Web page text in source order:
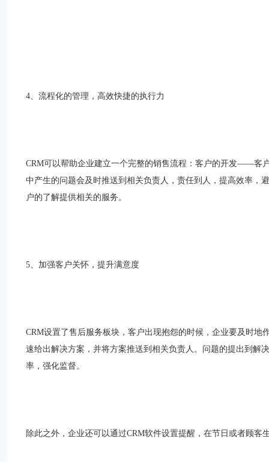
4、流程化的管理，高效快捷的执行力
CRM可以帮助企业建立一个完整的销售流程：客户的开发——
中产生的问题会及时推送到相关负责人，责任到人，提高效率，
户的了解提供相关的服务。
5、加强客户关怀，提升满意度
CRM设置了售后服务板块，客户出现抱怨的时候，企业要及时
速给出解决方案，并将方案推送到相关负责人。问题的提出到解
率，强化监督。
除此之外，企业还可以通过CRM软件设置提醒，在节日或者顾